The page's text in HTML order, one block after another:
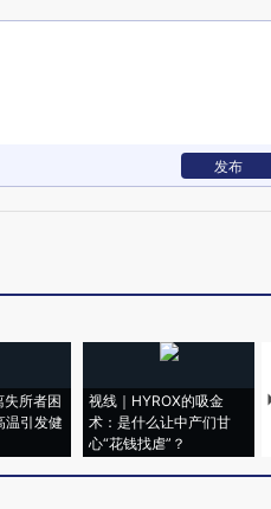
发布
失所者困
温引发健
视线｜HYROX的吸金
术：是什么让中产们甘
心“花钱找虐”？